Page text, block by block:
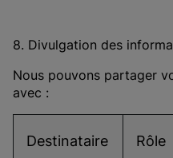
8. Divulgation des
Nous pouvons partager
avec :
Destinataire Rôle